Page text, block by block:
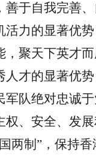
于自我完善、
活力的显著优
，聚天下英才
人才的显著优
队绝对忠诚于
权、安全、发
两制”，保持